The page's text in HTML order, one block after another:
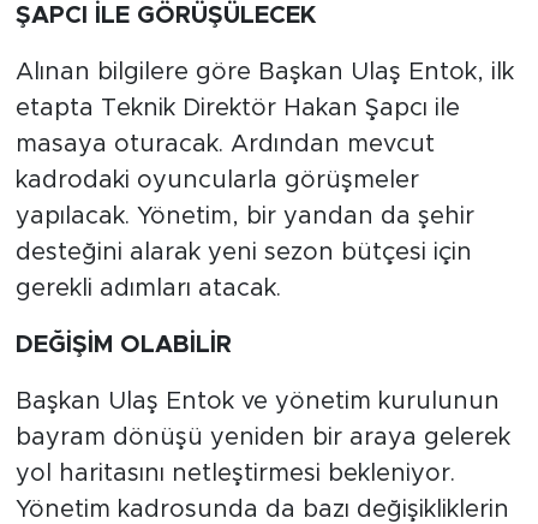
ŞAPCI İLE GÖRÜŞÜLECEK
Alınan bilgilere göre Başkan Ulaş Entok, ilk
etapta Teknik Direktör Hakan Şapcı ile
masaya oturacak. Ardından mevcut
kadrodaki oyuncularla görüşmeler
yapılacak. Yönetim, bir yandan da şehir
desteğini alarak yeni sezon bütçesi için
gerekli adımları atacak.
DEĞİŞİM OLABİLİR
Başkan Ulaş Entok ve yönetim kurulunun
bayram dönüşü yeniden bir araya gelerek
yol haritasını netleştirmesi bekleniyor.
Yönetim kadrosunda da bazı değişikliklerin